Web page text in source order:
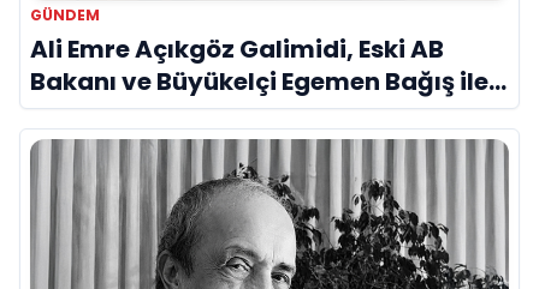
GÜNDEM
Ali Emre Açıkgöz Galimidi, Eski AB
Bakanı ve Büyükelçi Egemen Bağış ile
Bir Araya Geldi